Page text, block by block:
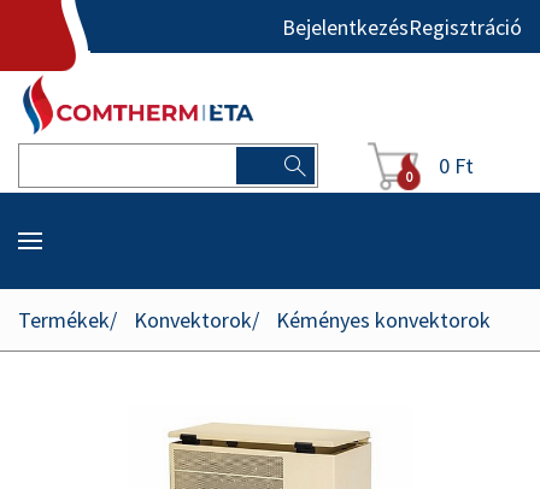
BejelentkezésRegisztráció
0 0 Ft
Termékek Konvektorok Kéményes konvektorok